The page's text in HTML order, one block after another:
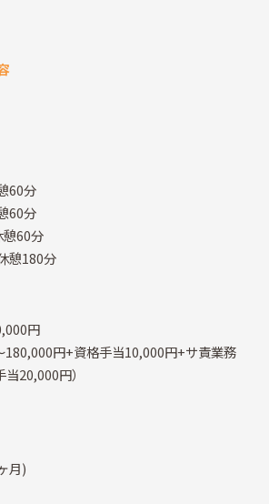
60分
60分
60分
憩180分
円
180,000円+資格手当10,000円+サ責業務
20,000円）
月)